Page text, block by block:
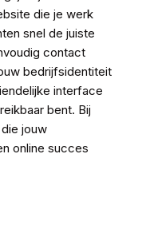
die je werk
snel de juiste
contact
bedrijfsidentiteit
interface
bent. Bij
jouw
online succes